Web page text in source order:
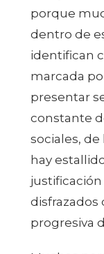
porque
dentro de
identifican
marcada
presentar
constante
sociales,
hay
disfrazados
progresiva